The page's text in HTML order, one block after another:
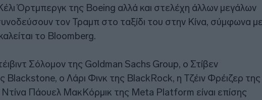
Όρτμπεργκ της Boeing αλλά και στελέχη άλλων μεγάλων
τον Τραμπ στο ταξίδι του στην Κίνα, σύμφωνα με
το Bloomberg.
Σόλομον της Goldman Sachs ⁠Group, ο Στίβεν
Blackstone, ο Λάρι Φινκ της BlackRock, η Τζέιν Φρέιζερ της
Ντίνα Πάουελ ΜακΚόρμικ της Meta Platform είναι επίσης